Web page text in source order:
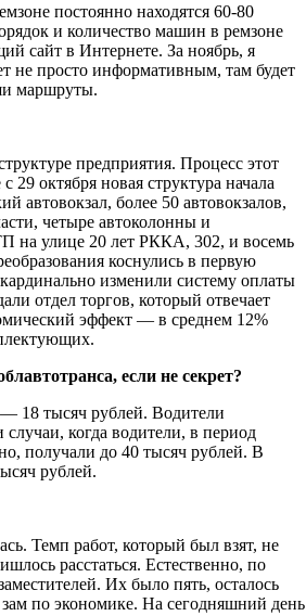
постоянно находятся 60-80
и количество машин в ремзоне
сайт в Интернете. За ноябрь, я
не просто информативным, там будет
маршруты.
предприятия. Процесс этот
октября новая структура начала
автовокзал, более 50 автовокзалов,
четыре автоколонны и
на улице 20 лет РККА, 302, и восемь
коснулись в первую
изменили систему оплаты
отдел торгов, который отвечает
эффект — в среднем 12%
если не секрет?
18 тысяч рублей. Водители
когда водители, в период
получали до 40 тысяч рублей. В
рублей.
Темп работ, который был взят, не
расстаться. Естественно, по
Их было пять, осталось
по экономике. На сегодняшний день